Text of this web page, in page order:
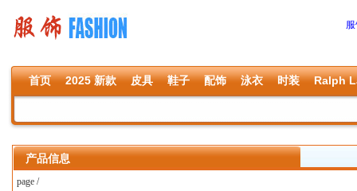
首页 2025 新款 皮具 鞋子 配饰 泳衣 时装 Ralph
产品信息
page /